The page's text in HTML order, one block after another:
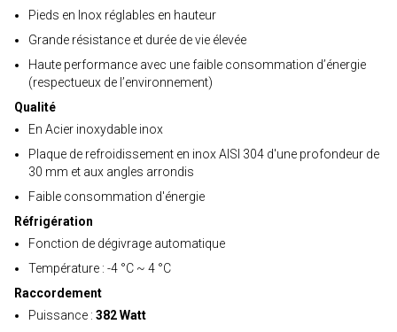
Pieds en Inox réglables en hauteur
Grande résistance et durée de vie élevée
Haute performance avec une faible consommation d’énergie
(respectueux de l’environnement)
Qualité
En Acier inoxydable inox
Plaque de refroidissement en inox AISI 304 d'une profondeur de
30 mm et aux angles arrondis
Faible consommation d'énergie
Réfrigération
Fonction de dégivrage automatique
Température : -4 °C ~ 4 °C
Raccordement
Puissance : 382 Watt